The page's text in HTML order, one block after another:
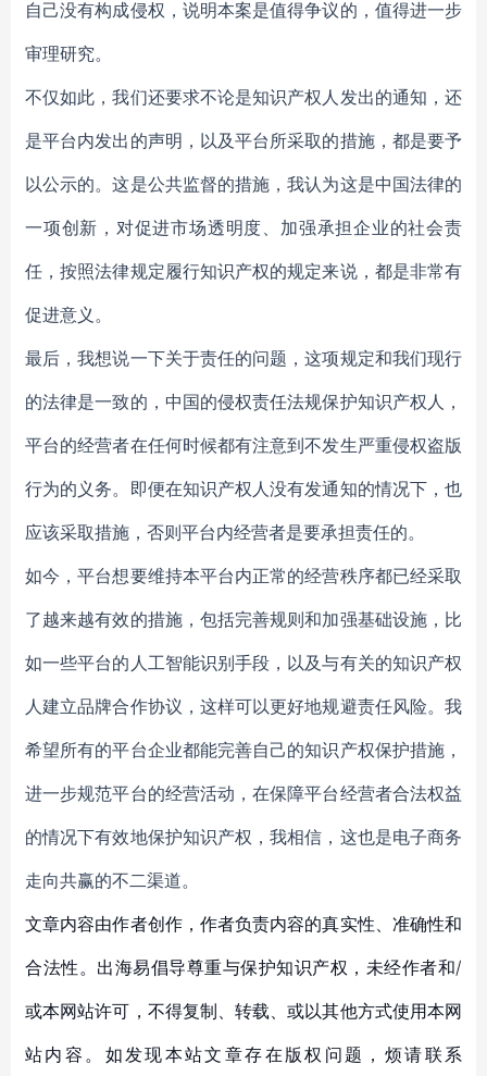
自己没有构成侵权，说明本案是值得争议的，值得进一步
审理研究。
不仅如此，我们还要求不论是知识产权人发出的通知，还
是平台内发出的声明，以及平台所采取的措施，都是要予
以公示的。这是公共监督的措施，我认为这是中国法律的
一项创新，对促进市场透明度、加强承担企业的社会责
任，按照法律规定履行知识产权的规定来说，都是非常有
促进意义。
最后，我想说一下关于责任的问题，这项规定和我们现行
的法律是一致的，中国的侵权责任法规保护知识产权人，
平台的经营者在任何时候都有注意到不发生严重侵权盗版
行为的义务。即便在知识产权人没有发通知的情况下，也
应该采取措施，否则平台内经营者是要承担责任的。
如今，平台想要维持本平台内正常的经营秩序都已经采取
了越来越有效的措施，包括完善规则和加强基础设施，比
如一些平台的人工智能识别手段，以及与有关的知识产权
人建立品牌合作协议，这样可以更好地规避责任风险。我
希望所有的平台企业都能完善自己的知识产权保护措施，
进一步规范平台的经营活动，在保障平台经营者合法权益
的情况下有效地保护知识产权，我相信，这也是电子商务
走向共赢的不二渠道。
文章内容由作者创作，作者负责内容的真实性、准确性和
合法性。出海易倡导尊重与保护知识产权，未经作者和/
或本网站许可，不得复制、转载、或以其他方式使用本网
站内容。如发现本站文章存在版权问题，烦请联系